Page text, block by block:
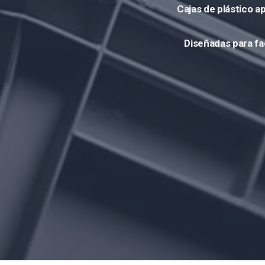
Cajas de plástico
Diseñadas para